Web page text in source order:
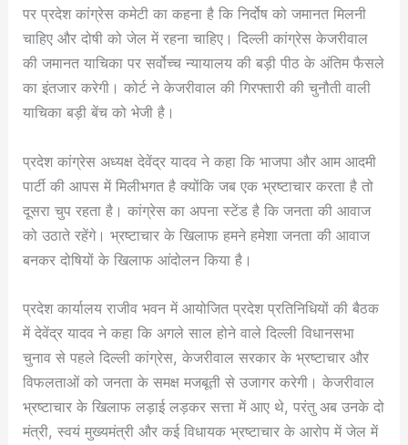
पर प्रदेश कांग्रेस कमेटी का कहना है कि निर्दोष को जमानत मिलनी
चाहिए और दोषी को जेल में रहना चाहिए। दिल्ली कांग्रेस केजरीवाल
की जमानत याचिका पर सर्वोच्च न्यायालय की बड़ी पीठ के अंतिम फैसले
का इंतजार करेगी। कोर्ट ने केजरीवाल की गिरफ्तारी की चुनौती वाली
याचिका बड़ी बेंच को भेजी है।
प्रदेश कांग्रेस अध्यक्ष देवेंद्र यादव ने कहा कि भाजपा और आम आदमी
पार्टी की आपस में मिलीभगत है क्योंकि जब एक भ्रष्टाचार करता है तो
दूसरा चुप रहता है। कांग्रेस का अपना स्टेंड है कि जनता की आवाज
को उठाते रहेंगे। भ्रष्टाचार के खिलाफ हमने हमेशा जनता की आवाज
बनकर दोषियों के खिलाफ आंदोलन किया है।
प्रदेश कार्यालय राजीव भवन में आयोजित प्रदेश प्रतिनिधियों की बैठक
में देवेंद्र यादव ने कहा कि अगले साल होने वाले दिल्ली विधानसभा
चुनाव से पहले दिल्ली कांग्रेस, केजरीवाल सरकार के भ्रष्टाचार और
विफलताओं को जनता के समक्ष मजबूती से उजागर करेगी। केजरीवाल
भ्रष्टाचार के खिलाफ लड़ाई लड़कर सत्ता में आए थे, परंतु अब उनके दो
मंत्री, स्वयं मुख्यमंत्री और कई विधायक भ्रष्टाचार के आरोप में जेल में